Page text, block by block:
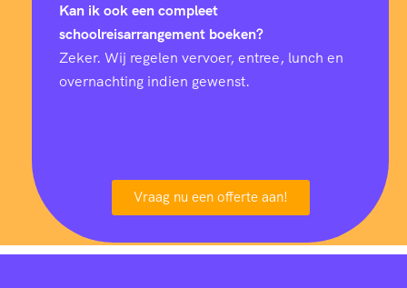
Kan ik ook een compleet
schoolreisarrangement boeken?
Zeker. Wij regelen vervoer, entree, lunch en
overnachting indien gewenst.
Vraag nu een offerte aan!